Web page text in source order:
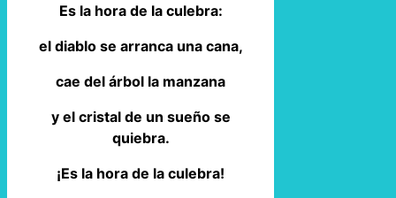
Es la hora de la culebra:
el diablo se arranca una cana,
cae del árbol la manzana
y el cristal de un sueño se
quiebra.
¡Es la hora de la culebra!